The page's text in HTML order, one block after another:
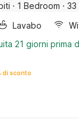
· 1 Bedroom · 33
Lavabo
21 giorni prima
di sconto